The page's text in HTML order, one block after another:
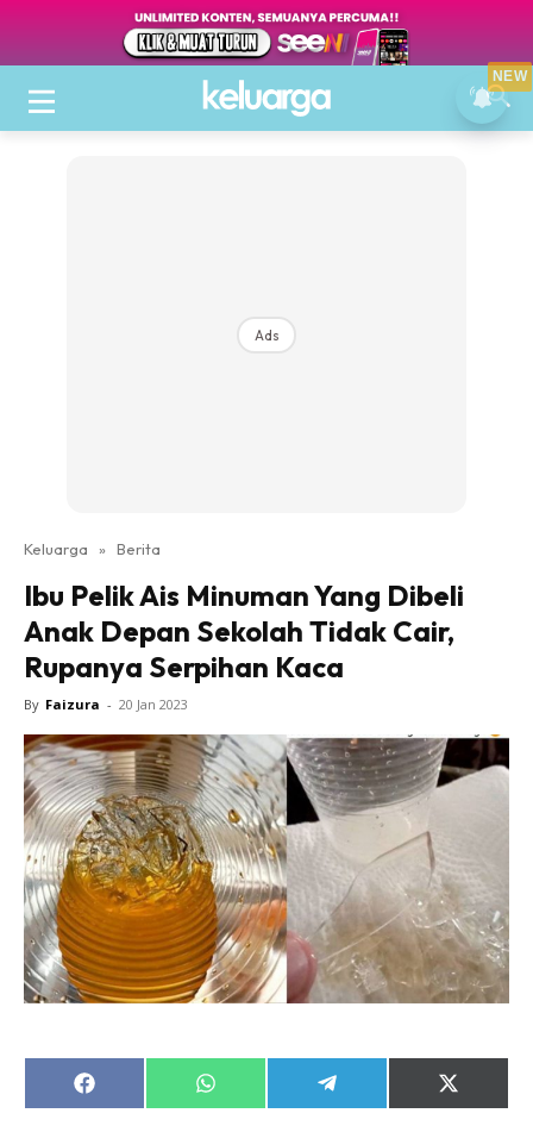
Ads
Keluarga » Berita
Ibu Pelik Ais Minuman Yang Dibeli
Anak Depan Sekolah Tidak Cair,
Rupanya Serpihan Kaca
By Faizura - 20 Jan 2023
Share
on
Share
on
Share
on
Share
on
NEW